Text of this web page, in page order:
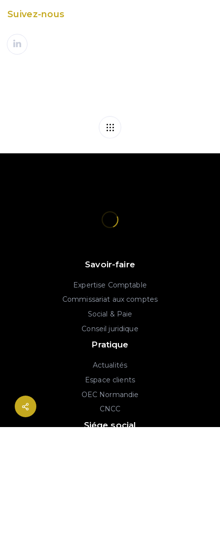
Suivez-nous
Savoir-faire
Expertise Comptable
Commissariat aux comptes
Social & Paie
Conseil juridique
Pratique
Actualités
Espace clients
OEC Normandie
CNCC
Siége social